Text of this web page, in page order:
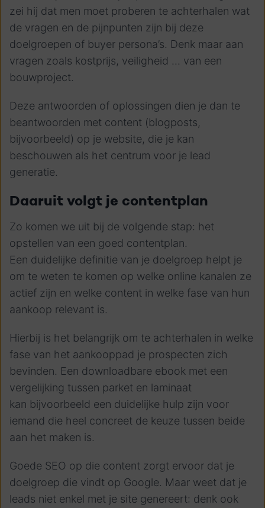
zei hij dat men moet proberen te achterhalen wat
de vragen en de pijnpunten zijn bij deze
doelgroepen of buyer persona’s. Denk maar aan
vragen zoals kostprijs, veiligheid ... van een
bouwproject.
Deze antwoorden of oplossingen dien je dan te
beantwoorden met content (blogposts,
bijvoorbeeld) op je website, die je kan
beschouwen als het centrum voor je lead
generatie.
Daaruit volgt je contentplan
Zo komen we uit bij de volgende stap: het
opstellen van een goed contentplan.
Een duidelijke definitie van je doelgroep helpt je
om te weten te komen op welke online kanalen ze
actief zijn en welke content in welke fase van hun
aankoop relevant is.
Hierbij is het belangrijk om te achterhalen in welke
fase van het aankooppad je prospecten zich
bevinden. Een downloadbare ebook met een
vergelijking tussen parket en laminaat
kan bijvoorbeeld een duidelijke hulp zijn voor
iemand die heel concreet de keuze tussen beide
aan het maken is.
Goede SEO op die content zorgt ervoor dat je
doelgroep die vindt op Google. Maar weet dat je
leads niet enkel met je site genereert: denk ook